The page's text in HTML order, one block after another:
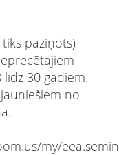
paziņots)
30 gadiem.
no
my/